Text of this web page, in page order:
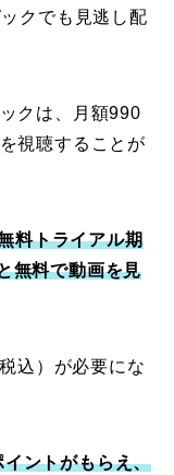
クでも見逃し配
クは、月額990
視聴することが
料トライアル期
無料で動画を見
込）が必要にな
ントがもらえ、